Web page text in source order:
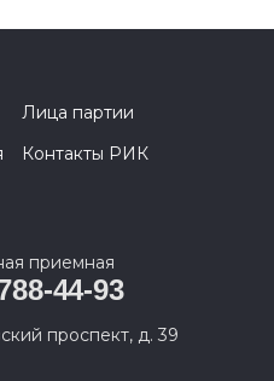
Лица партии
Контакты РИК
приемная
44-93
проспект, д. 39